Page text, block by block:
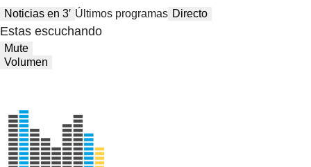
Noticias en 3′ Últimos programas Directo
Estas escuchando
Mute
Volumen